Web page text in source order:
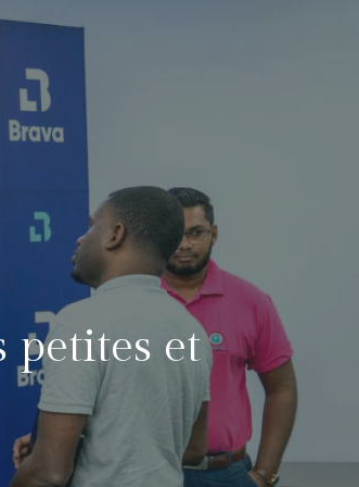
petites et